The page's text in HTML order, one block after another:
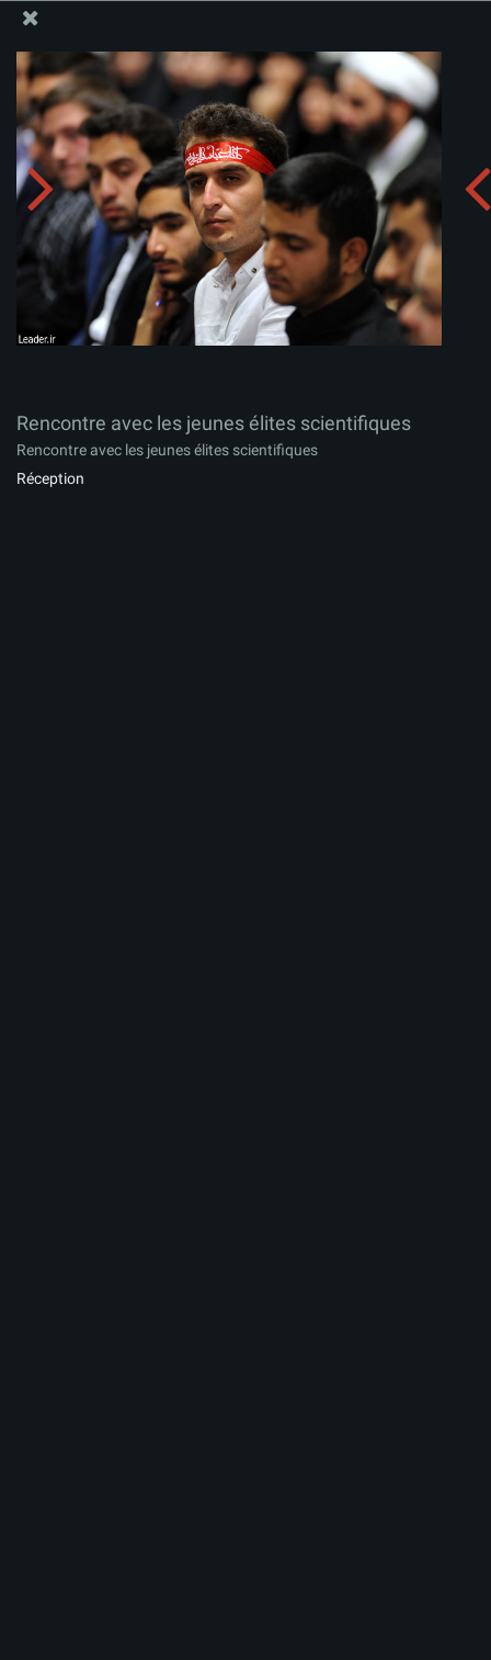
Rencontre avec les jeunes élites scientifiques
Télécharger l'album: zip
Rencontre avec les jeunes élites scientifiques
Rencontre avec les jeunes élites scientifiques
Réception